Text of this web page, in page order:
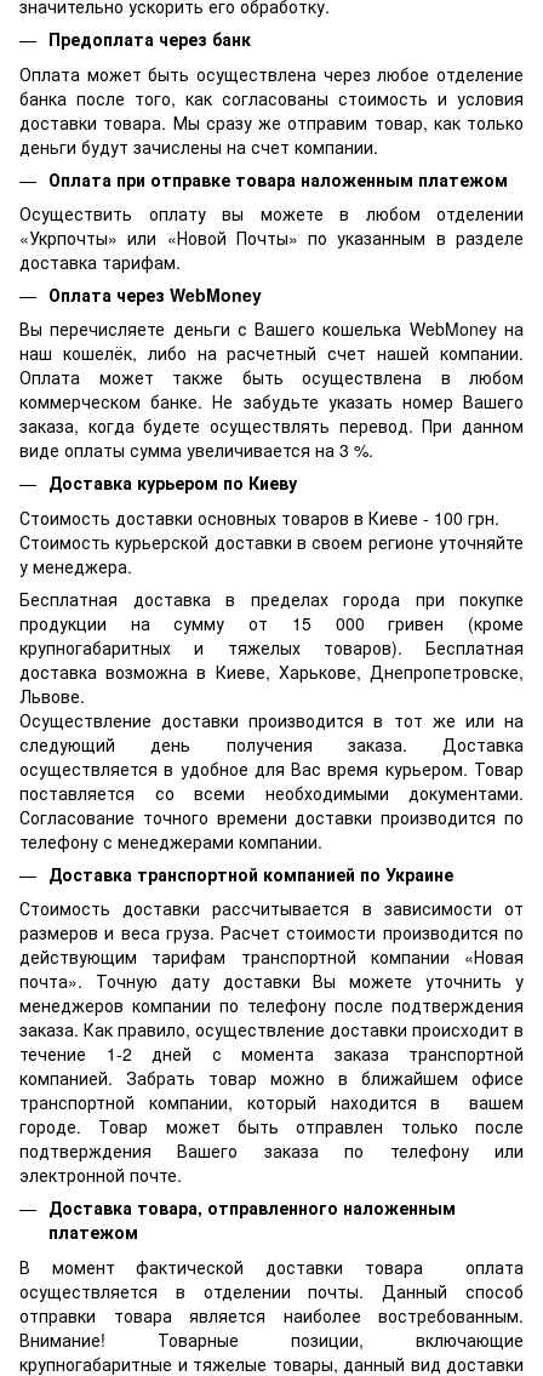
значительно ускорить его обработку.
Предоплата через банк
Оплата может быть осуществлена через любое отделение
банка после того, как согласованы стоимость и условия
доставки товара. Мы сразу же отправим товар, как только
деньги будут зачислены на счет компании.
Оплата при отправке товара наложенным платежом
Осуществить оплату вы можете в любом отделении
«Укрпочты» или «Новой Почты» по указанным в разделе
доставка тарифам.
Оплата через WebMoney
Вы перечисляете деньги с Вашего кошелька WebMoney на
наш кошелёк, либо на расчетный счет нашей компании.
Оплата может также быть осуществлена в любом
коммерческом банке. Не забудьте указать номер Вашего
заказа, когда будете осуществлять перевод. При данном
виде оплаты сумма увеличивается на 3 %.
Доставка курьером по Киеву
Стоимость доставки основных товаров в Киеве - 100 грн.
Стоимость курьерской доставки в своем регионе уточняйте
у менеджера.
Бесплатная доставка в пределах города при покупке
продукции на сумму от 15 000 гривен (кроме
крупногабаритных и тяжелых товаров). Бесплатная
доставка возможна в Киеве, Харькове, Днепропетровске,
Львове.
Осуществление доставки производится в тот же или на
следующий день получения заказа. Доставка
осуществляется в удобное для Вас время курьером. Товар
поставляется со всеми необходимыми документами.
Согласование точного времени доставки производится по
телефону с менеджерами компании.
Доставка транспортной компанией по Украине
Стоимость доставки рассчитывается в зависимости от
размеров и веса груза. Расчет стоимости производится по
действующим тарифам транспортной компании «Новая
почта». Точную дату доставки Вы можете уточнить у
менеджеров компании по телефону после подтверждения
заказа. Как правило, осуществление доставки происходит в
течение 1-2 дней с момента заказа транспортной
компанией. Забрать товар можно в ближайшем офисе
транспортной компании, который находится в вашем
городе. Товар может быть отправлен только после
подтверждения Вашего заказа по телефону или
электронной почте.
Доставка товара, отправленного наложенным
платежом
В момент фактической доставки товара оплата
осуществляется в отделении почты. Данный способ
отправки товара является наиболее востребованным.
Внимание! Товарные позиции, включающие
крупногабаритные и тяжелые товары, данный вид доставки